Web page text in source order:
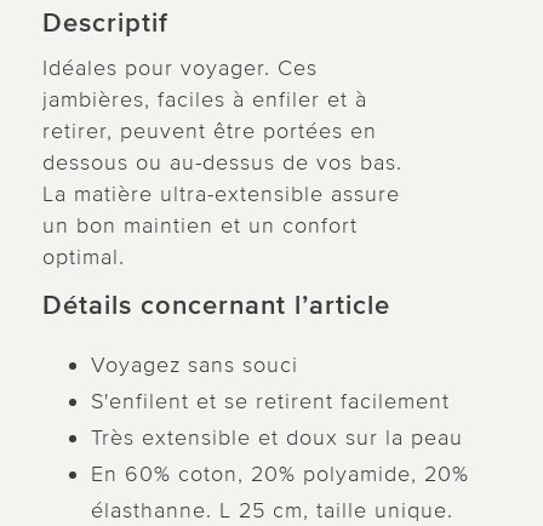
Descriptif
Idéales pour voyager. Ces
jambières, faciles à enfiler et à
retirer, peuvent être portées en
dessous ou au-dessus de vos bas.
La matière ultra-extensible assure
un bon maintien et un confort
optimal.
Détails concernant l’article
Voyagez sans souci
S'enfilent et se retirent facilement
Très extensible et doux sur la peau
En 60% coton, 20% polyamide, 20%
élasthanne. L 25 cm, taille unique.